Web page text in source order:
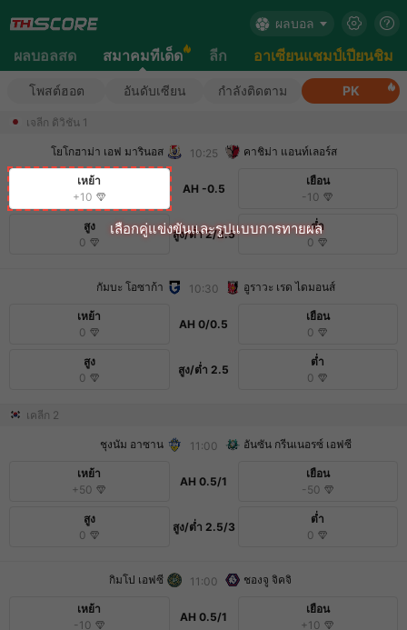
ผลบอล
ผลบอลสด สมาคมทีเด็ด ลีก อาเซียนแชมป์เปียนชิม
โพสต์ฮอต อันดับเซียน กำลังติดตาม PK
เจลีก ดิวิชัน 1
โยโกฮาม่า เอฟ มารินอส 10:25 คาชิม่า แอนท์เลอร์ส
เหย้า
+10
AH -0.5
เยือน
-10
สูง
0
สูง/ต่ำ2/2.5
ต่ำ
0
กัมบะ โอซาก้า 10:30 อูราวะ เรด ไดมอนส์
เหย้า
0
AH 0/0.5
เยือน
0
สูง
0
สูง/ต่ำ 2.5
ต่ำ
0
เคลีก 2
ชุงนัม อาซาน 11:00 อันซัน กรีนเนอรซ์ เอฟซี
เหย้า
+50
AH 0.5/1
เยือน
-50
สูง
0
สูง/ต่ำ 2.5/3
ต่ำ
0
กิมโป เอฟซี 11:00 ชองจู จิคจิ
เหย้า
-10
AH 0.5/1
เยือน
+10